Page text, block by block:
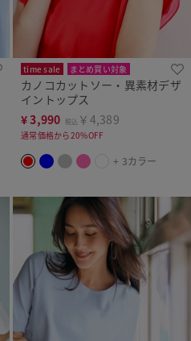
time sale まとめ買い対象
カノコカットソー・異素材デザ
イントップス
¥3,990 税込 ￥4,389
通常価格から20%OFF
+ 3カラー